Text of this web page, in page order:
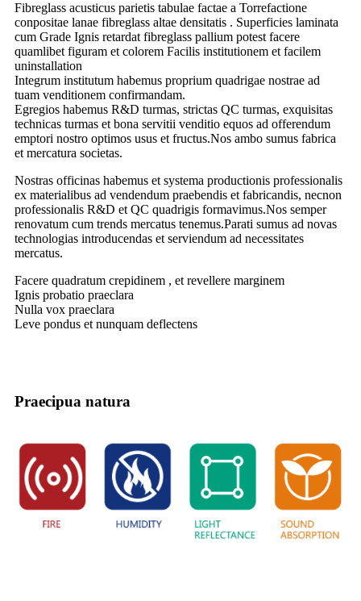
Fibreglass acusticus parietis tabulae factae a Torrefactione
conpositae lanae fibreglass altae densitatis . Superficies laminata
cum Grade Ignis retardat fibreglass pallium potest facere
quamlibet figuram et colorem Facilis institutionem et facilem
uninstallation
Integrum institutum habemus proprium quadrigae nostrae ad
tuam venditionem confirmandam.
Egregios habemus R&D turmas, strictas QC turmas, exquisitas
technicas turmas et bona servitii venditio equos ad offerendum
emptori nostro optimos usus et fructus.Nos ambo sumus fabrica
et mercatura societas.
Nostras officinas habemus et systema productionis professionalis
ex materialibus ad vendendum praebendis et fabricandis, necnon
professionalis R&D et QC quadrigis formavimus.Nos semper
renovatum cum trends mercatus tenemus.Parati sumus ad novas
technologias introducendas et serviendum ad necessitates
mercatus.
Facere quadratum crepidinem , et revellere marginem
Ignis probatio praeclara
Nulla vox praeclara
Leve pondus et nunquam deflectens
Praecipua natura